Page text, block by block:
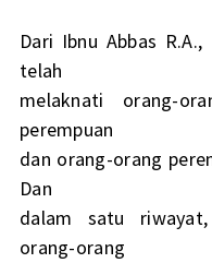
Dari Ibnu Abbas R.A.,
telah
melaknati orang-
perempuan
dan orang-orang
Dan
dalam satu
orang-orang